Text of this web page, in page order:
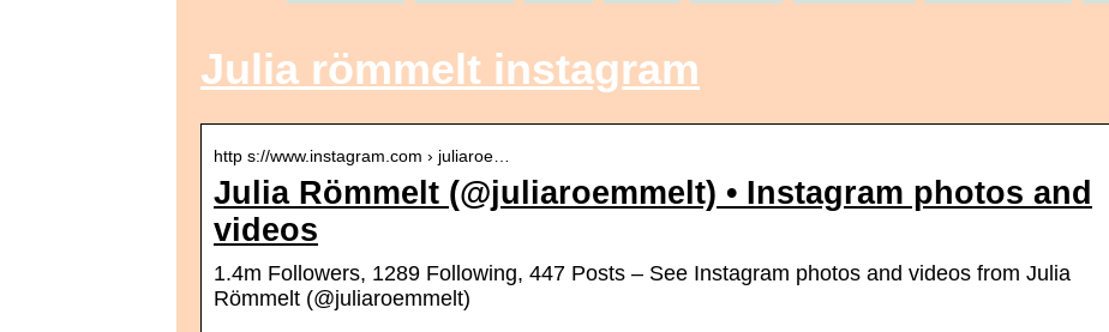
Julia römmelt instagram
http s://www.instagram.com › juliaroe…
Julia Römmelt (@juliaroemmelt) • Instagram photos and
videos
1.4m Followers, 1289 Following, 447 Posts – See Instagram photos and videos from Julia
Römmelt (@juliaroemmelt)